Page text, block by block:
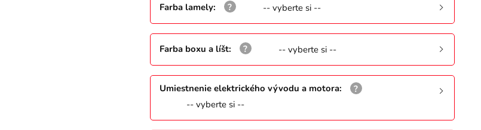
Farba lamely: -- vyberte si --
Farba boxu a líšt: -- vyberte si --
Umiestnenie elektrického vývodu a motora:
-- vyberte si --